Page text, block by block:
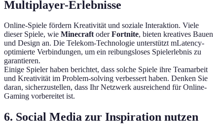
Multiplayer-Erlebnisse
Online-Spiele fördern Kreativität und soziale Interaktion. Viele
dieser Spiele, wie MinecraftoderFortnite, bieten kreatives Bauen
und Design an. Die Telekom-Technologie unterstützt mLatency-
optimierte Verbindungen, um ein reibungsloses Spielerlebnis zu
garantieren.
Einige Spieler haben berichtet, dass solche Spiele ihre Teamarbeit
und Kreativität im Problem-solving verbessert haben. Denken Sie
daran, sicherzustellen, dass Ihr Netzwerk ausreichend für Online-
Gaming vorbereitet ist.
6. Social Media zur Inspiration nutzen